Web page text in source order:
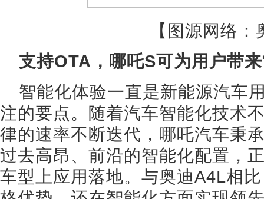
【图源网络
支持OTA，哪吒S可为用户带
智能化体验一直是新能源汽车
注的要点。随着汽车智能化技术
律的速率不断迭代，哪吒汽车秉
过去高昂、前沿的智能化配置，
车型上应用落地。与奥迪A4L相